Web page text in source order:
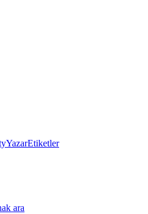
YazarEtiketler
ara